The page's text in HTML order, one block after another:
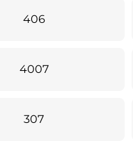
406
4007
307